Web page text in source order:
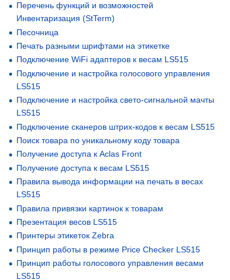
Перечень функций и возможностей
Инвентаризация (StTerm)
Песочница
Печать разными шрифтами на этикетке
Подключение WiFi адаптеров к весам LS515
Подключение и настройка голосового управления
LS515
Подключение и настройка свето-сигнальной мачты
LS515
Подключение сканеров штрих-кодов к весам LS515
Поиск товара по уникальному коду товара
Получение доступа к Aclas Front
Получение доступа к весам LS515
Правила вывода информации на печать в весах
LS515
Правила привязки картинок к товарам
Презентация весов LS515
Принтеры этикеток Zebra
Принцип работы в режиме Price Checker LS515
Принцип работы голосового управления весами
LS515